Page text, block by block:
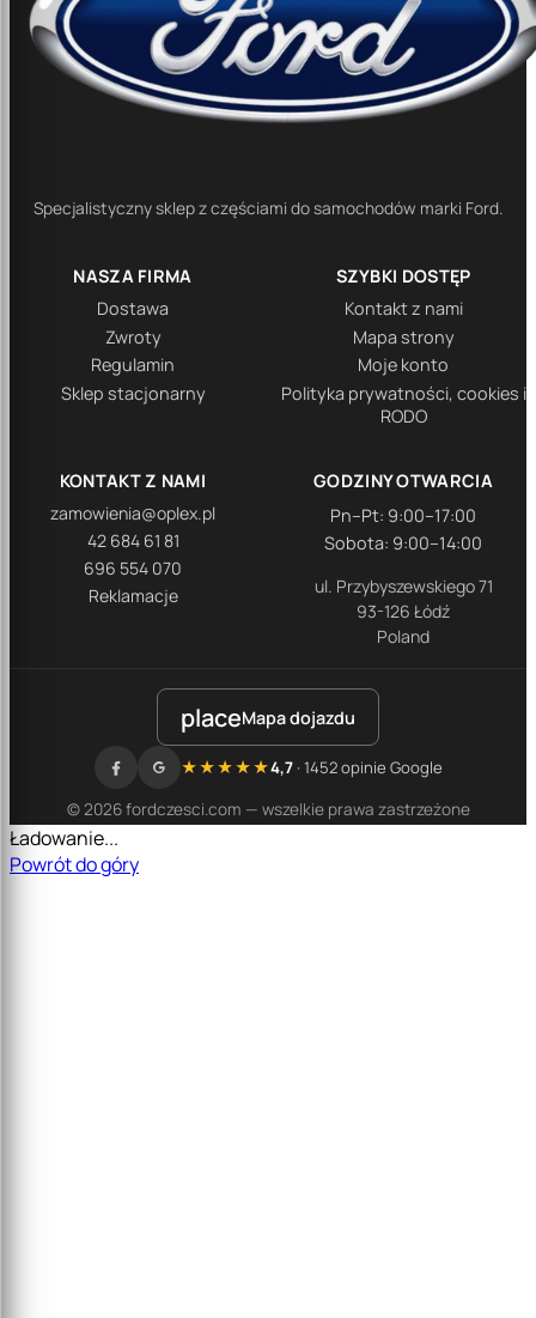
Specjalistyczny sklep z częściami do samochodów marki Ford.
NASZA FIRMA
Dostawa
Zwroty
Regulamin
Sklep stacjonarny
SZYBKI DOSTĘP
Kontakt z nami
Mapa strony
Moje konto
Polityka prywatności, cookies i
RODO
KONTAKT Z NAMI
zamowienia@oplex.pl
42 684 61 81
696 554 070
Reklamacje
GODZINY OTWARCIA
Pn–Pt: 9:00–17:00
Sobota: 9:00–14:00
ul. Przybyszewskiego 71
93-126 Łódź
Poland
placeMapa dojazdu
© 2026 fordczesci.com — wszelkie prawa zastrzeżone
★★★★★4,7· 1452 opinie Google
Ładowanie...
Powrót do góry